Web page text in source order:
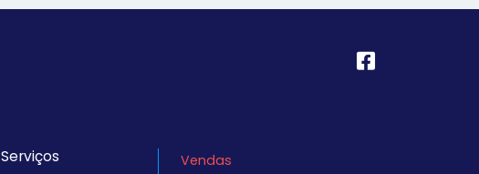
Serviços Vendas